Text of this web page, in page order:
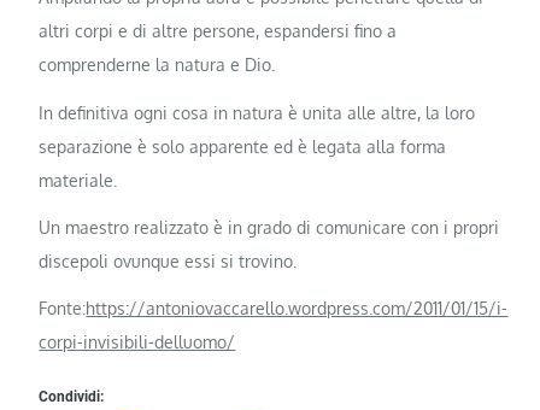
altri corpi e di altre persone, espandersi fino a
comprenderne la natura e Dio.
In definitiva ogni cosa in natura è unita alle altre, la loro
separazione è solo apparente ed è legata alla forma
materiale.
Un maestro realizzato è in grado di comunicare con i propri
discepoli ovunque essi si trovino.
Fonte:https://antoniovaccarello.wordpress.com/2011/01/15/i-
corpi-invisibili-delluomo/
Condividi: